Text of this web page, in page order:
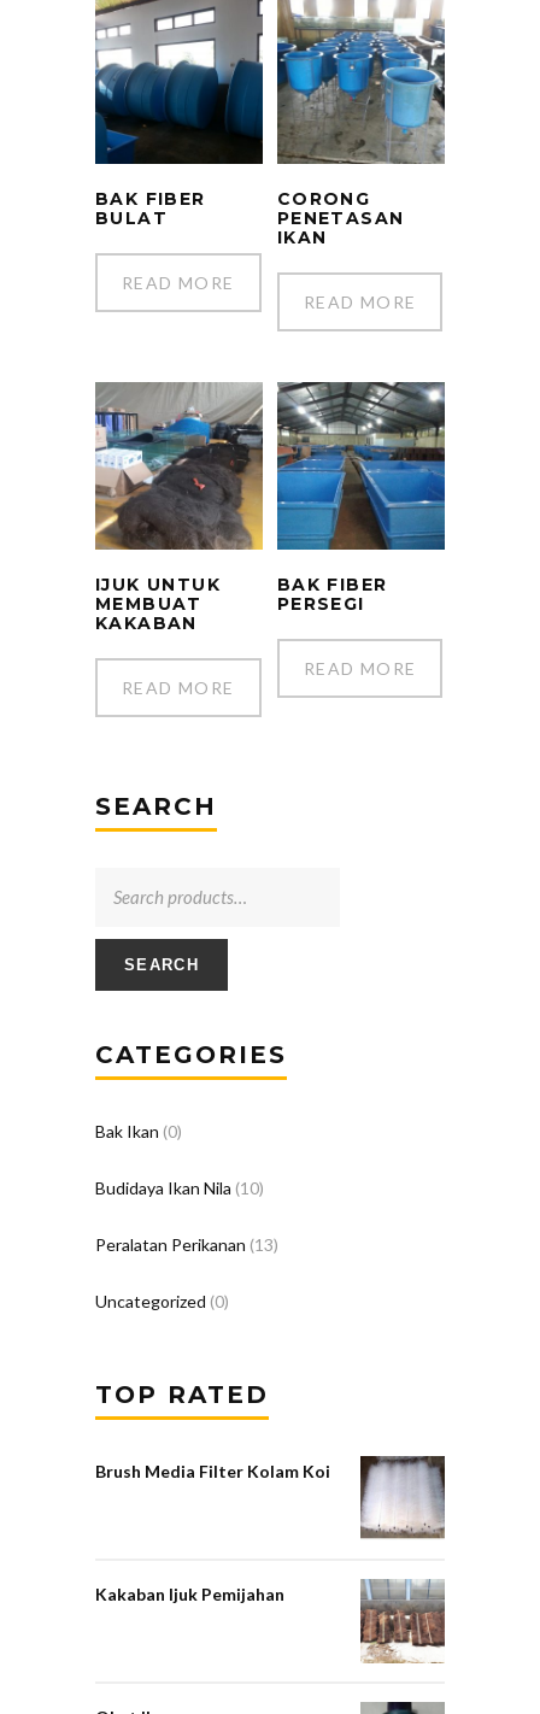
BAK FIBER
BULAT
READ MORE
CORONG
PENETASAN
IKAN
READ MORE
IJUK UNTUK
MEMBUAT
KAKABAN
READ MORE
BAK FIBER
PERSEGI
READ MORE
SEARCH
SEARCH
CATEGORIES
Bak Ikan (0)
Budidaya Ikan Nila (10)
Peralatan Perikanan (13)
Uncategorized (0)
TOP RATED
Brush Media Filter Kolam Koi
Kakaban Ijuk Pemijahan